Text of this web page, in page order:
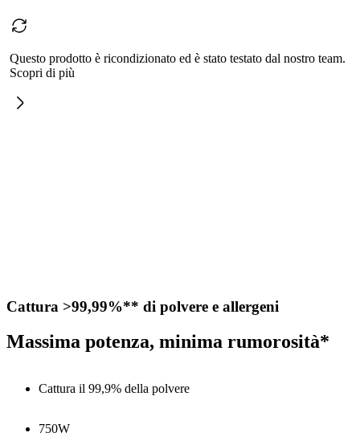
Questo prodotto è ricondizionato ed è stato testato dal nostro team.
Scopri di più
Cattura >99,99%** di polvere e allergeni
Massima potenza, minima rumorosità*
Cattura il 99,9% della polvere
750W